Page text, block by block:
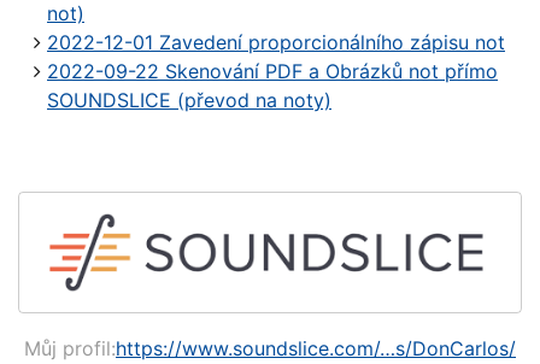
not)
2022-12-01 Zavedení proporcionálního zápisu not
2022-09-22 Skenování PDF a Obrázků not přímo
SOUNDSLICE (převod na noty)
Můj profil:https://www.soundslice.com/…s/DonCarlos/